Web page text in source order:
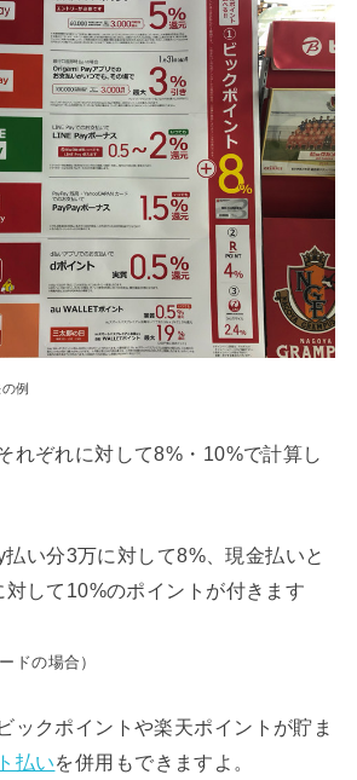
例
れぞれに対して8%・10%で計算し
い分3万に対して8%、現金払いと
対して10%のポイントが付きます
ドの場合）
ックポイントや楽天ポイントが貯ま
払いを併用もできますよ。